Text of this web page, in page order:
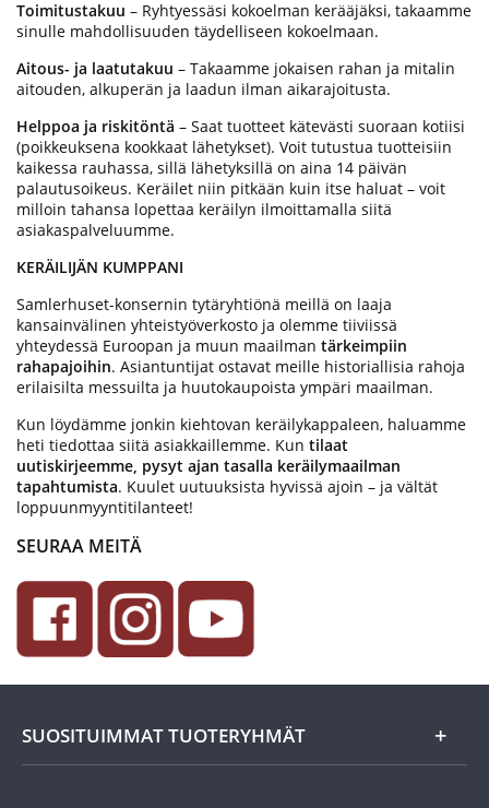
Toimitustakuu – Ryhtyessäsi kokoelman kerääjäksi, takaamme
sinulle mahdollisuuden täydelliseen kokoelmaan.
Aitous- ja laatutakuu – Takaamme jokaisen rahan ja mitalin
aitouden, alkuperän ja laadun ilman aikarajoitusta.
Helppoa ja riskitöntä – Saat tuotteet kätevästi suoraan kotiisi
(poikkeuksena kookkaat lähetykset). Voit tutustua tuotteisiin
kaikessa rauhassa, sillä lähetyksillä on aina 14 päivän
palautusoikeus. Keräilet niin pitkään kuin itse haluat – voit
milloin tahansa lopettaa keräilyn ilmoittamalla siitä
asiakaspalveluumme.
KERÄILIJÄN KUMPPANI
Samlerhuset-konsernin tytäryhtiönä meillä on laaja
kansainvälinen yhteistyöverkosto ja olemme tiiviissä
yhteydessä Euroopan ja muun maailman tärkeimpiin
rahapajoihin. Asiantuntijat ostavat meille historiallisia rahoja
erilaisilta messuilta ja huutokaupoista ympäri maailman.
Kun löydämme jonkin kiehtovan keräilykappaleen, haluamme
heti tiedottaa siitä asiakkaillemme. Kun tilaat
uutiskirjeemme, pysyt ajan tasalla keräilymaailman
tapahtumista. Kuulet uutuuksista hyvissä ajoin – ja vältät
loppuunmyyntitilanteet!
SEURAA MEITÄ
SUOSITUIMMAT TUOTERYHMÄT